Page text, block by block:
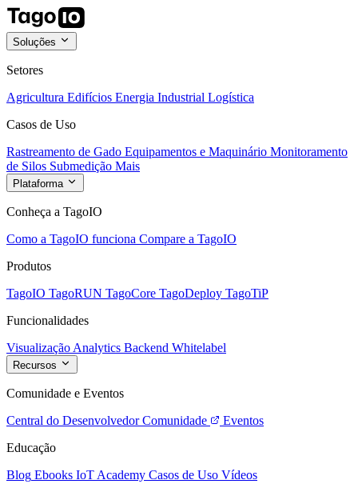
Soluções
Setores
Agricultura Edifícios Energia Industrial Logística
Casos de Uso
Rastreamento de Gado Equipamentos e Maquinário Monitoramento
de Silos Submedição Mais
Plataforma
Conheça a TagoIO
Como a TagoIO funciona Compare a TagoIO
Produtos
TagoIO TagoRUN TagoCore TagoDeploy TagoTiP
Funcionalidades
Visualização Analytics Backend Whitelabel
Recursos
Comunidade e Eventos
Central do Desenvolvedor Comunidade
Eventos
Educação
Blog Ebooks IoT Academy Casos de Uso Vídeos